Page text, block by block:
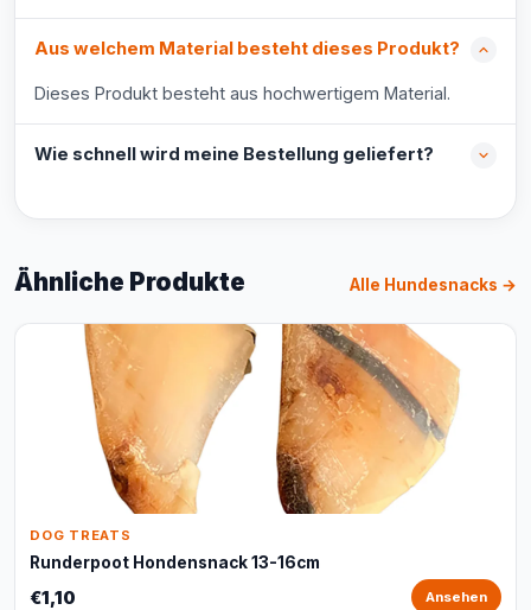
Aus welchem Material besteht dieses Produkt?
Dieses Produkt besteht aus hochwertigem Material.
Wie schnell wird meine Bestellung geliefert?
Ähnliche Produkte Alle Hundesnacks →
DOG TREATS
Runderpoot Hondensnack 13-16cm
€1,10 Ansehen